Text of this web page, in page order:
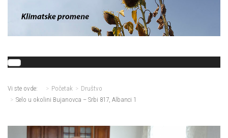
Vi ste ovde: Početak
Društvo
Selo u okolini Bujanovca – Srbi 817, Albanci 1